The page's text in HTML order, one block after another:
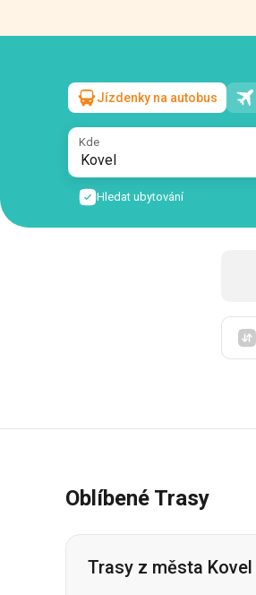
Kovel→ Slovjansk
so, 8 srpna/1 cestující
Jízdenky na autobus
Kde
Hledat ubytování
Oblíbené Trasy
Trasy z města Kovel